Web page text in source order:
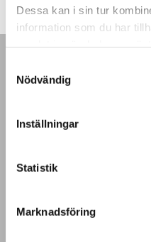
Dessa kan i sin tur
information som du har
Nödvändig
Inställningar
Statistik
Marknadsföring